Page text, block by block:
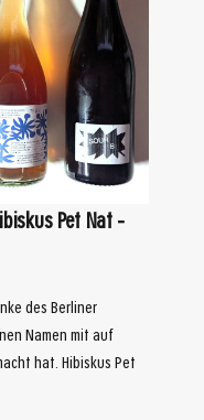
Pet Nat –
des Berliner
Namen mit auf
hat. Hibiskus Pet